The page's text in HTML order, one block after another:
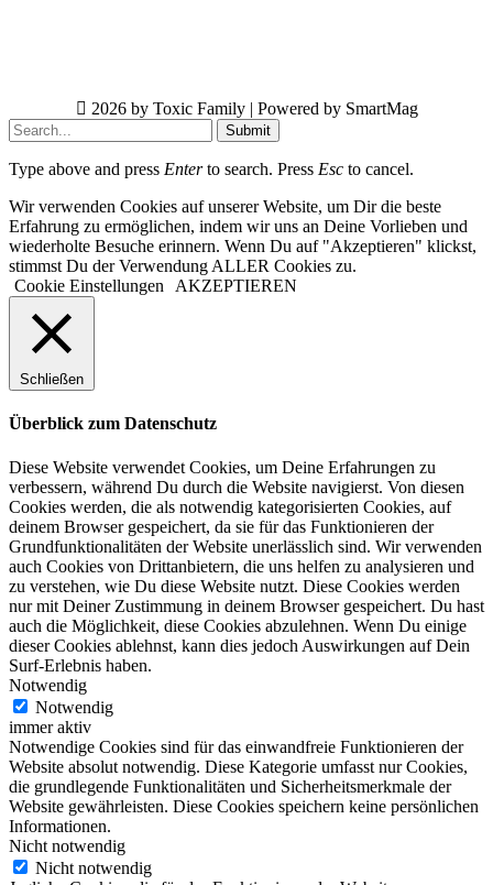
2026 by Toxic Family | Powered by SmartMag
Submit
Type above and press Enterto search. Press Esc to cancel.
Wir verwenden Cookies auf unserer Website, um Dir die beste
Erfahrung zu ermöglichen, indem wir uns an Deine Vorlieben und
wiederholte Besuche erinnern. Wenn Du auf "Akzeptieren" klickst,
stimmst Du der Verwendung ALLER Cookies zu.
Cookie Einstellungen
AKZEPTIEREN
Schließen
Überblick zum Datenschutz
Diese Website verwendet Cookies, um Deine Erfahrungen zu
verbessern, während Du durch die Website navigierst. Von diesen
Cookies werden, die als notwendig kategorisierten Cookies, auf
deinem Browser gespeichert, da sie für das Funktionieren der
Grundfunktionalitäten der Website unerlässlich sind. Wir verwenden
auch Cookies von Drittanbietern, die uns helfen zu analysieren und
zu verstehen, wie Du diese Website nutzt. Diese Cookies werden
nur mit Deiner Zustimmung in deinem Browser gespeichert. Du hast
auch die Möglichkeit, diese Cookies abzulehnen. Wenn Du einige
dieser Cookies ablehnst, kann dies jedoch Auswirkungen auf Dein
Surf-Erlebnis haben.
Notwendig
Notwendig
immer aktiv
Notwendige Cookies sind für das einwandfreie Funktionieren der
Website absolut notwendig. Diese Kategorie umfasst nur Cookies,
die grundlegende Funktionalitäten und Sicherheitsmerkmale der
Website gewährleisten. Diese Cookies speichern keine persönlichen
Informationen.
Nicht notwendig
Nicht notwendig